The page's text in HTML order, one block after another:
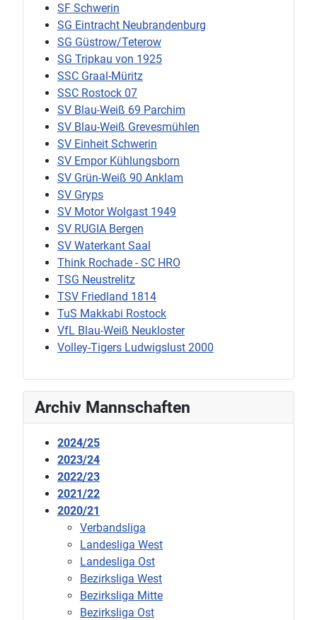
SF Schwerin
SG Eintracht Neubrandenburg
SG Güstrow/Teterow
SG Tripkau von 1925
SSC Graal-Müritz
SSC Rostock 07
SV Blau-Weiß 69 Parchim
SV Blau-Weiß Grevesmühlen
SV Einheit Schwerin
SV Empor Kühlungsborn
SV Grün-Weiß 90 Anklam
SV Gryps
SV Motor Wolgast 1949
SV RUGIA Bergen
SV Waterkant Saal
Think Rochade - SC HRO
TSG Neustrelitz
TSV Friedland 1814
TuS Makkabi Rostock
VfL Blau-Weiß Neukloster
Volley-Tigers Ludwigslust 2000
Archiv Mannschaften
2024/25
2023/24
2022/23
2021/22
2020/21
Verbandsliga
Landesliga West
Landesliga Ost
Bezirksliga West
Bezirksliga Mitte
Bezirksliga Ost